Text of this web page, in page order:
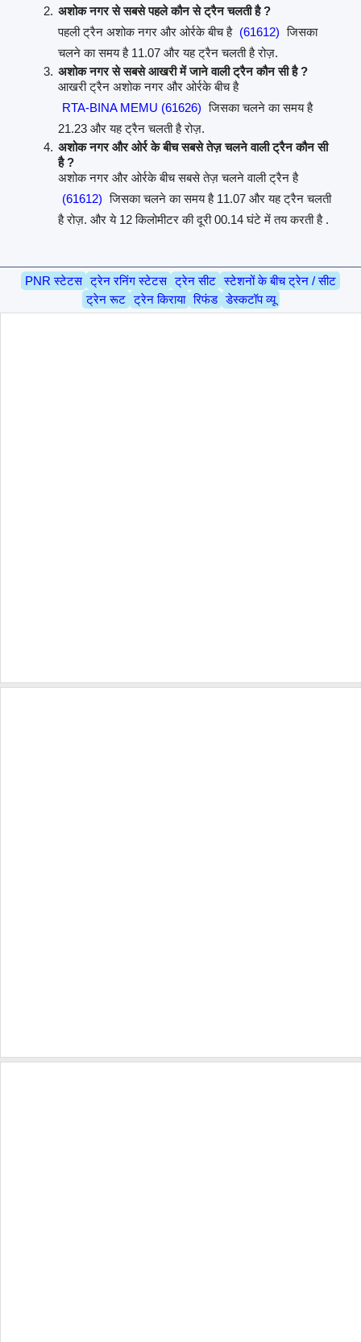
अशोक नगर से सबसे पहले कौन से ट्रैन चलती है ?
पहली ट्रैन अशोक नगर और ओर्रके बीच है (61612) जिसका
चलने का समय है 11.07 और यह ट्रैन चलती है रोज़.
अशोक नगर से सबसे आखरी में जाने वाली ट्रैन कौन सी है ?
आखरी ट्रैन अशोक नगर और ओर्रके बीच है
RTA-BINA MEMU (61626) जिसका चलने का समय है
21.23 और यह ट्रैन चलती है रोज़.
अशोक नगर और ओर्र के बीच सबसे तेज़ चलने वाली ट्रैन कौन सी
है ?
अशोक नगर और ओर्रके बीच सबसे तेज़ चलने वाली ट्रैन है
(61612) जिसका चलने का समय है 11.07 और यह ट्रैन चलती
है रोज़. और ये 12 किलोमीटर की दूरी 00.14 घंटे में तय करती है .
PNR स्टेटस ट्रेन रनिंग स्टेटस ट्रेन सीट स्टेशनों के बीच ट्रेन / सीट
ट्रेन रूट ट्रेन किराया रिफंड डेस्कटॉप व्यू